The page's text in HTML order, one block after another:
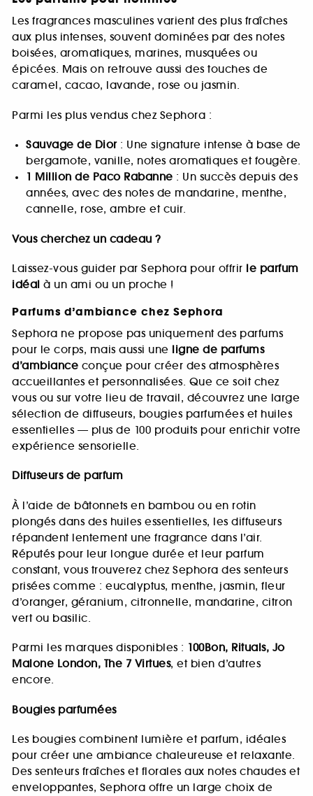
Les fragrances masculines varient des plus fraîches
aux plus intenses, souvent dominées par des notes
boisées, aromatiques, marines, musquées ou
épicées. Mais on retrouve aussi des touches de
caramel, cacao, lavande, rose ou jasmin.
Parmi les plus vendus chez Sephora :
Sauvage de Dior: Une signature intense à base de
bergamote, vanille, notes aromatiques et fougère.
1 Million de Paco Rabanne : Un succès depuis des
années, avec des notes de mandarine, menthe,
cannelle, rose, ambre et cuir.
Vous cherchez un cadeau ?
Laissez-vous guider par Sephora pour offrir le parfum
idéal à un ami ou un proche !
Parfums d’ambiance chez Sephora
Sephora ne propose pas uniquement des parfums
pour le corps, mais aussi une ligne de parfums
d’ambiance conçue pour créer des atmosphères
accueillantes et personnalisées. Que ce soit chez
vous ou sur votre lieu de travail, découvrez une large
sélection de diffuseurs, bougies parfumées et huiles
essentielles — plus de 100 produits pour enrichir votre
expérience sensorielle.
Diffuseurs de parfum
À l’aide de bâtonnets en bambou ou en rotin
plongés dans des huiles essentielles, les diffuseurs
répandent lentement une fragrance dans l’air.
Réputés pour leur longue durée et leur parfum
constant, vous trouverez chez Sephora des senteurs
prisées comme : eucalyptus, menthe, jasmin, fleur
d’oranger, géranium, citronnelle, mandarine, citron
vert ou basilic.
Parmi les marques disponibles : 100Bon, Rituals, Jo
Malone London, The 7 Virtues, et bien d’autres
encore.
Bougies parfumées
Les bougies combinent lumière et parfum, idéales
pour créer une ambiance chaleureuse et relaxante.
Des senteurs fraîches et florales aux notes chaudes et
enveloppantes, Sephora offre un large choix de